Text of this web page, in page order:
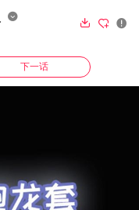
   
下一话